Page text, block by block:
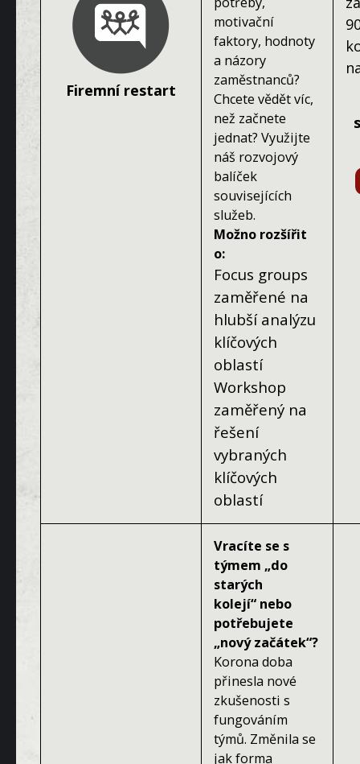
Firemní restart
motivační
faktory, hodnoty
a názory
zaměstnanců?
Chcete vědět víc,
než začnete
jednat? Využijte
náš rozvojový
balíček
souvisejících
služeb.
Možno rozšířit
o:
Focus groups
zaměřené na
hlubší analýzu
klíčových
oblastí
Workshop
zaměřený na
řešení
vybraných
klíčových
oblastí
Vracíte se s
týmem „do
starých
kolejí“ nebo
potřebujete
„nový začátek“?
Korona doba
přinesla nové
zkušenosti s
fungováním
týmů. Změnila se
jak forma